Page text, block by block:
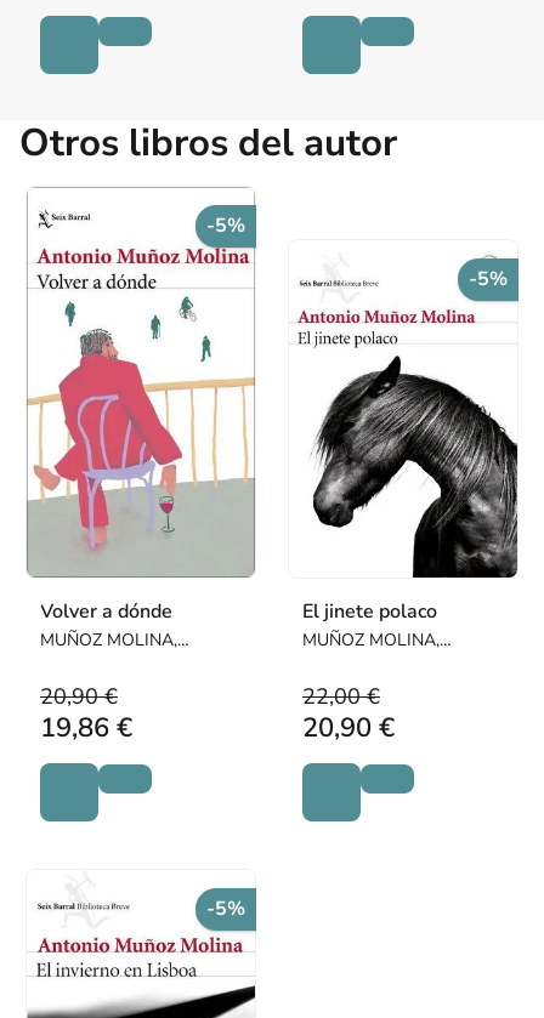
Otros libros del autor
-5%
Volver a dónde
MUÑOZ MOLINA,
20,90 €
19,86 €
-5%
El jinete polaco
MUÑOZ MOLINA,
22,00 €
20,90 €
-5%